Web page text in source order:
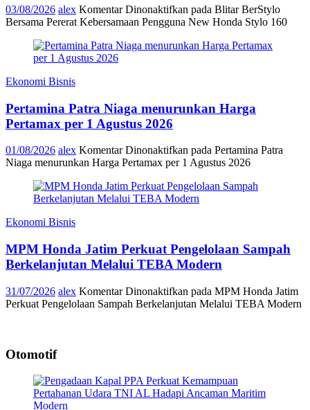
03/08/2026 alex Komentar Dinonaktifkan pada Blitar BerStylo
Bersama Pererat Kebersamaan Pengguna New Honda Stylo 160
Ekonomi Bisnis
Pertamina Patra Niaga menurunkan Harga
Pertamax per 1 Agustus 2026
01/08/2026 alex Komentar Dinonaktifkan pada Pertamina Patra
Niaga menurunkan Harga Pertamax per 1 Agustus 2026
Ekonomi Bisnis
MPM Honda Jatim Perkuat Pengelolaan Sampah
Berkelanjutan Melalui TEBA Modern
31/07/2026 alex Komentar Dinonaktifkan pada MPM Honda Jatim
Perkuat Pengelolaan Sampah Berkelanjutan Melalui TEBA Modern
Otomotif